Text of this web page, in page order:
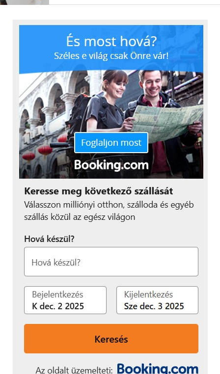
Bár a csemegekukorica-termesztés jelenleg
visszaesőben van, Hajdú Róbert úgy látja, hogy a
csemegekukoricára továbbra is van és lesz kereslet.
A mostani átmeneti csökkenés után a következő
években élénkülésre lehet számítani, és
visszakapaszkodhatunk a néhány évvel ezelőtti
termesztési szintre.
További friss híreket talál aTechnokratafőoldalán!
Csatlakozzon hozzánk aFacebookonis!